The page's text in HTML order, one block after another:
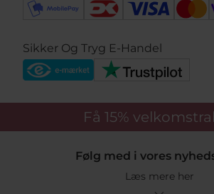
Sikker Og Tryg E-Handel
Få 15%
Følg med i vores
Læs mere her